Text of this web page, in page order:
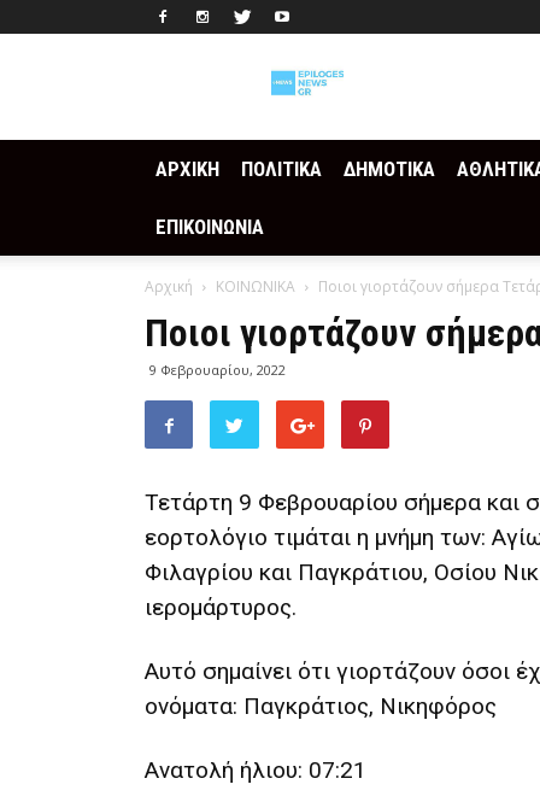
ΑΡΧΙΚΗ ΠΟΛΙΤΙΚΑ ΔΗΜΟΤΙΚΑ
ΕΠΙΚΟΙΝΩΝΙΑ
Αρχική ΚΟΙΝΩΝΙΚΑ Ποιοι γιορτάζουν σήμερα
Ποιοι γιορτάζουν
9 Φεβρουαρίου, 2022
Τετάρτη 9 Φεβρουαρίου σήμερα και
εορτολόγιο τιμάται η μνήμη των:
Φιλαγρίου και Παγκράτιου, Οσίου
ιερομάρτυρος.
Αυτό σημαίνει ότι γιορτάζουν όσοι
ονόματα: Παγκράτιος, Νικηφόρος
Ανατολή ήλιου: 07:21